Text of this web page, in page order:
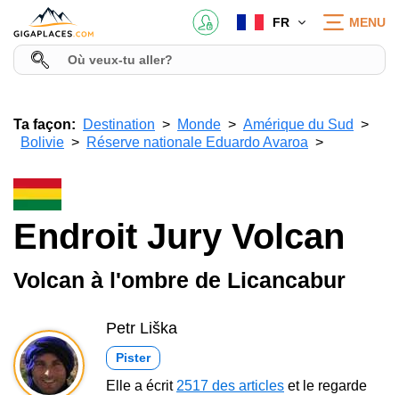
FR MENU
Ta façon: Destination Monde
Amérique du Sud
Bolivie
Réserve nationale Eduardo Avaroa
Endroit Jury Volcan
Volcan à l'ombre de Licancabur
Petr Liška
Pister
Elle a écrit 2517 des articles et le regarde